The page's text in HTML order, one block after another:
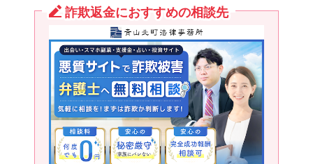
詐欺返金におすすめの相談先